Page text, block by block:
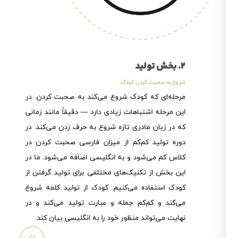
2. بخش تولید
شروع به صحبت کردن کودک
مرحله‌ای که کودک شروع می‌کند به صحبت کردن. در
این مرحله اشتباهات زیادی دارد — دقیقاً مانند زمانی
که در زبان مادری تازه شروع به حرف زدن می‌کند. در
دوره تولید کم‌کم از میزان فارسی صحبت کردن در
کلاس کم می‌شود و به انگلیسی اضافه می‌شود. ما در
این بخش از تکنیک‌های مختلفی برای تولید گرفتن از
کودک استفاده می‌کنیم. کودک از تولید کلمه شروع
می‌کند و کم‌کم جمله و عبارت تولید می‌کند و در
نهایت می‌تواند منظور خود را به انگلیسی بیان کند.